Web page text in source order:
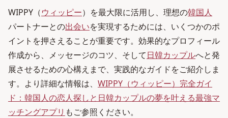
WIPPY（ウィッピー）を最大限に活用し、理想の韓国人
パートナーとの出会いを実現するためには、いくつかのポ
イントを押さえることが重要です。効果的なプロフィール
作成から、メッセージのコツ、そして日韓カップルへと発
展させるための心構えまで、実践的なガイドをご紹介しま
す。より詳細な情報は、 WIPPY（ウィッピー）完全ガイ
ド：韓国人の恋人探しと日韓カップルの夢を叶える最強マ
ッチングアプリ もご参照ください。